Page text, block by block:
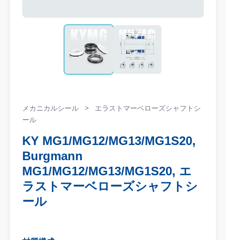
メカニカルシール >
エラストマーベローズシャフトシ
ール
KY MG1/MG12/MG13/MG1S20,
Burgmann
MG1/MG12/MG13/MG1S20, エ
ラストマーベローズシャフトシ
ール